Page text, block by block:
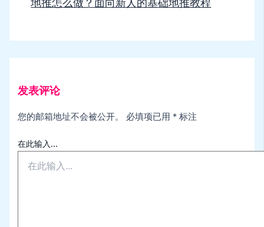
发表评论
您的邮箱地址不会被公开。 必填项已用 * 标注
在此输入...